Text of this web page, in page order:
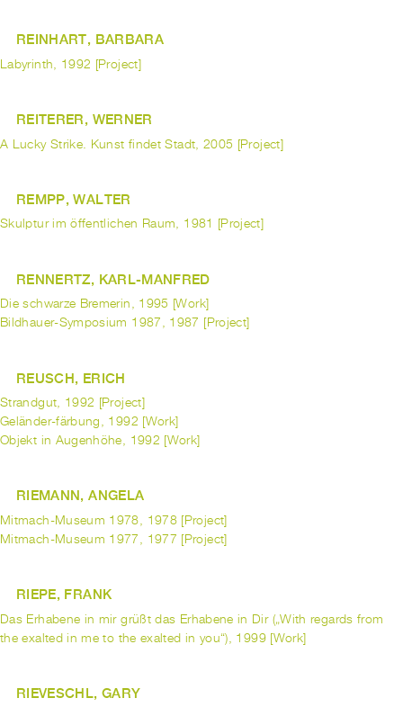
REINHART, BARBARA
Labyrinth, 1992 [Project]
REITERER, WERNER
A Lucky Strike. Kunst findet Stadt, 2005 [Project]
REMPP, WALTER
Skulptur im öffentlichen Raum, 1981 [Project]
RENNERTZ, KARL-MANFRED
Die schwarze Bremerin, 1995 [Work]
Bildhauer-Symposium 1987, 1987 [Project]
REUSCH, ERICH
Strandgut, 1992 [Project]
Geländer-färbung, 1992 [Work]
Objekt in Augenhöhe, 1992 [Work]
RIEMANN, ANGELA
Mitmach-Museum 1978, 1978 [Project]
Mitmach-Museum 1977, 1977 [Project]
RIEPE, FRANK
Das Erhabene in mir grüßt das Erhabene in Dir („With regards from
the exalted in me to the exalted in you“), 1999 [Work]
RIEVESCHL, GARY